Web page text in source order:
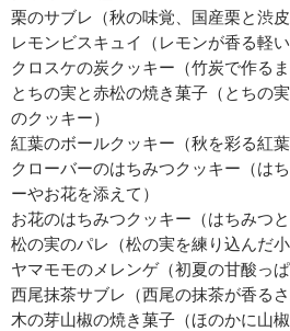
栗のサブレ（秋の味覚、国産栗と渋皮
レモンビスキュイ（レモンが香る軽
クロスケの炭クッキー（竹炭で作る
とちの実と赤松の焼き菓子（とちの
のクッキー）
紅葉のボールクッキー（秋を彩る紅
クローバーのはちみつクッキー（は
ーやお花を添えて）
お花のはちみつクッキー（はちみつ
松の実のパレ（松の実を練り込んだ
ヤマモモのメレンゲ（初夏の甘酸っ
西尾抹茶サブレ（西尾の抹茶が香るさ
木の芽山椒の焼き菓子（ほのかに山